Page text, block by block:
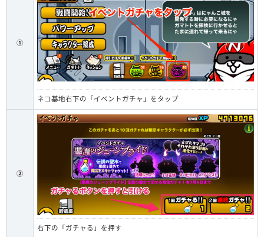
①
ネコ基地右下の「イベントガチャ」をタップ
②
右下の「ガチャる」を押す